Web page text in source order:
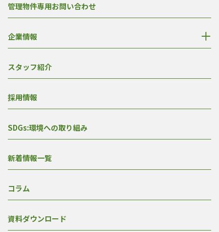
管理物件専用お問い合わせ
企業情報
スタッフ紹介
採用情報
SDGs:環境への取り組み
新着情報一覧
コラム
資料ダウンロード